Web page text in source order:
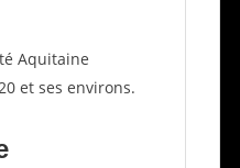
Aquitaine
et ses environs.